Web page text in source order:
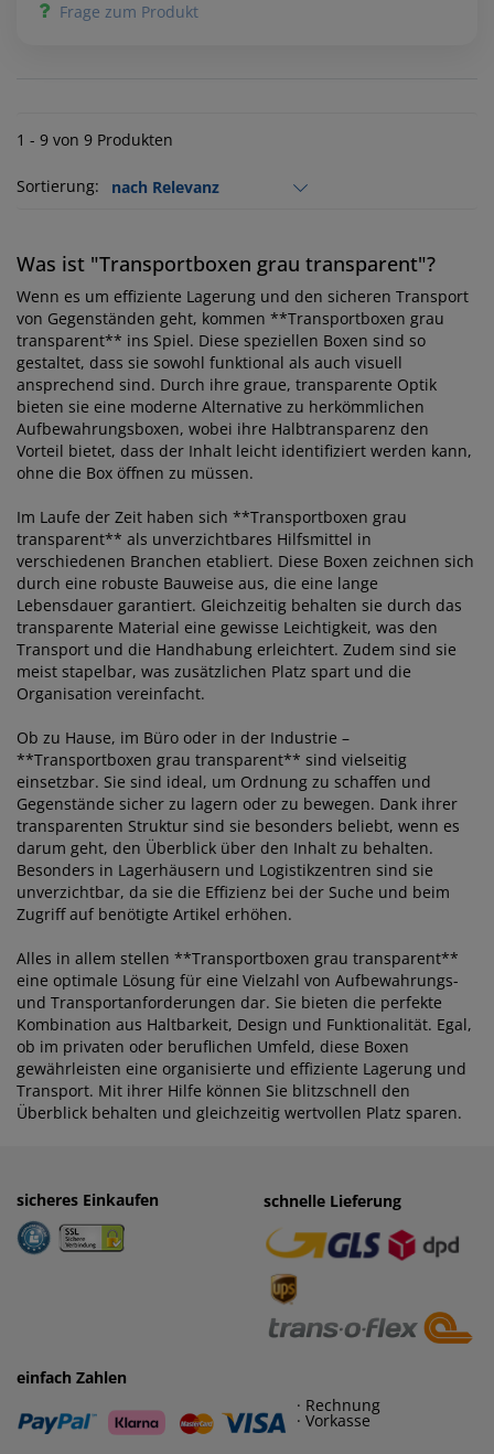
Frage zum Produkt
1 - 9 von 9 Produkten
Sortierung:
Was ist "Transportboxen grau transparent"?
Wenn es um effiziente Lagerung und den sicheren Transport
von Gegenständen geht, kommen **Transportboxen grau
transparent** ins Spiel. Diese speziellen Boxen sind so
gestaltet, dass sie sowohl funktional als auch visuell
ansprechend sind. Durch ihre graue, transparente Optik
bieten sie eine moderne Alternative zu herkömmlichen
Aufbewahrungsboxen, wobei ihre Halbtransparenz den
Vorteil bietet, dass der Inhalt leicht identifiziert werden kann,
ohne die Box öffnen zu müssen.
Im Laufe der Zeit haben sich **Transportboxen grau
transparent** als unverzichtbares Hilfsmittel in
verschiedenen Branchen etabliert. Diese Boxen zeichnen sich
durch eine robuste Bauweise aus, die eine lange
Lebensdauer garantiert. Gleichzeitig behalten sie durch das
transparente Material eine gewisse Leichtigkeit, was den
Transport und die Handhabung erleichtert. Zudem sind sie
meist stapelbar, was zusätzlichen Platz spart und die
Organisation vereinfacht.
Ob zu Hause, im Büro oder in der Industrie –
**Transportboxen grau transparent** sind vielseitig
einsetzbar. Sie sind ideal, um Ordnung zu schaffen und
Gegenstände sicher zu lagern oder zu bewegen. Dank ihrer
transparenten Struktur sind sie besonders beliebt, wenn es
darum geht, den Überblick über den Inhalt zu behalten.
Besonders in Lagerhäusern und Logistikzentren sind sie
unverzichtbar, da sie die Effizienz bei der Suche und beim
Zugriff auf benötigte Artikel erhöhen.
Alles in allem stellen **Transportboxen grau transparent**
eine optimale Lösung für eine Vielzahl von Aufbewahrungs-
und Transportanforderungen dar. Sie bieten die perfekte
Kombination aus Haltbarkeit, Design und Funktionalität. Egal,
ob im privaten oder beruflichen Umfeld, diese Boxen
gewährleisten eine organisierte und effiziente Lagerung und
Transport. Mit ihrer Hilfe können Sie blitzschnell den
Überblick behalten und gleichzeitig wertvollen Platz sparen.
sicheres Einkaufen einfaches Zahlen
· Rechnung
· Vorkasse
schnelle Lieferung
einfach Zahlen
· Rechnung
· Vorkasse